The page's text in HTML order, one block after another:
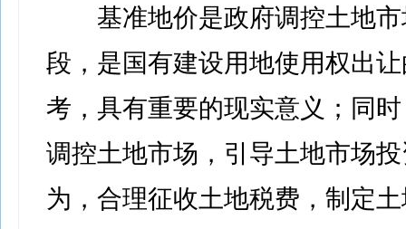
基准地价是政府调控土地市
段，是国有建设用地使用权出
考，具有重要的现实意义；同
调控土地市场，引导土地市场
为，合理征收土地税费，制定